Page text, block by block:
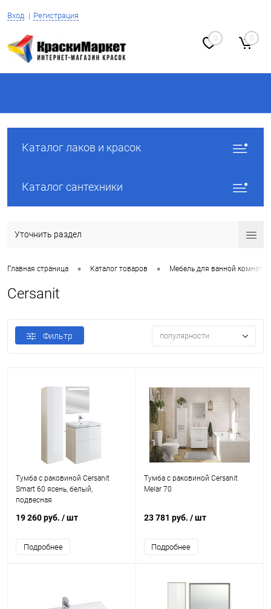
Вход Регистрация
0 0
Каталог лаков и красок
Каталог сантехники
Уточнить раздел
Главная страница • Каталог товаров • Мебель для ванной комнаты
Cersanit
Фильтр популярности
Тумба с раковиной Cersanit
Smart 60 ясень, белый,
подвесная
19 260 руб. / шт
Подробнее
Тумба с раковиной Cersanit
Melar 70
23 781 руб. / шт
Подробнее